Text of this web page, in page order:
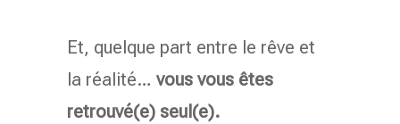
Et, quelque part entre le rêve et
la réalité… vous vous êtes
retrouvé(e) seul(e).